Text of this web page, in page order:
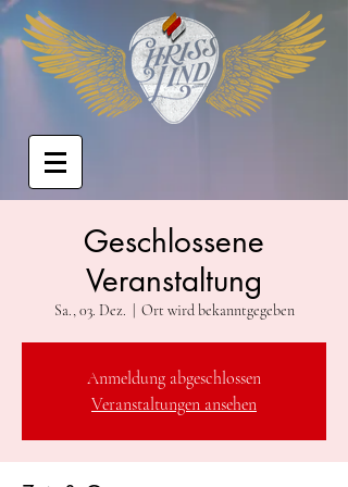
Geschlossene
Veranstaltung
Sa., 03. Dez. Ort wird bekanntgegeben
Anmeldung abgeschlossen
Veranstaltungen ansehen